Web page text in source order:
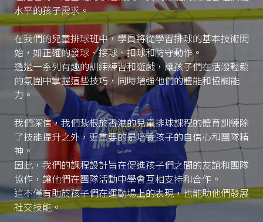
水平的孩子需求。
在我們的兒童排球班中，學員將從學習排球的基本技術開
始，如正確的發球、接球、扣球和防守動作。
透過一系列有趣的訓練練習和遊戲，讓孩子們在活潑輕鬆
的氛圍中掌握這些技巧，同時增強他們的體能和協調能
力。
我們深信，我們紥根於香港的兒童排球課程的體育訓練除
了技能提升之外，更重要的是培養孩子的自信心和團隊精
神。
因此，我們的課程設計旨在促進孩子們之間的友誼和團隊
協作，讓他們在團隊活動中學會互相支持和合作。
這不僅有助於孩子們在運動場上的表現，也能助他們發展
社交技能。